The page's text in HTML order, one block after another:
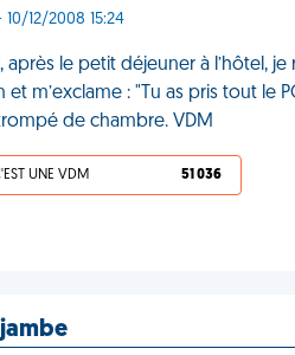
10/12/2008 15:24
après le petit déjeuner à l’hôtel,
et m’exclame : "Tu as pris tout le
de chambre. VDM
UNE VDM 51 036